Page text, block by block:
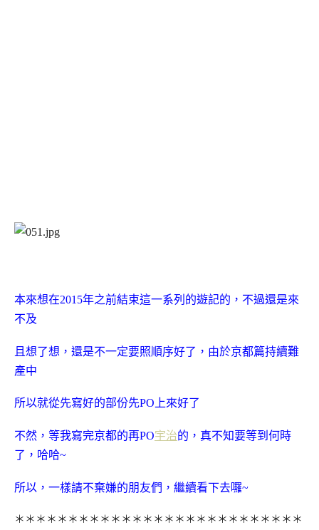
本來想在2015年之前結束這一系列的遊記的，不過還是來
不及
且想了想，還是不一定要照順序好了，由於京都篇持續難
產中
所以就從先寫好的部份先PO上來好了
不然，等我寫完京都的再PO宇治的，真不知要等到何時
了，哈哈~
所以，一樣請不棄嫌的朋友們，繼續看下去囉~
＊＊＊＊＊＊＊＊＊＊＊＊＊＊＊＊＊＊＊＊＊＊＊＊＊＊＊